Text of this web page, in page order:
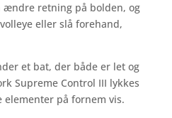
ændre retning på bolden, og
eller slå forehand,
et bat, der både er let og
Supreme Control III lykkes
elementer på fornem vis.